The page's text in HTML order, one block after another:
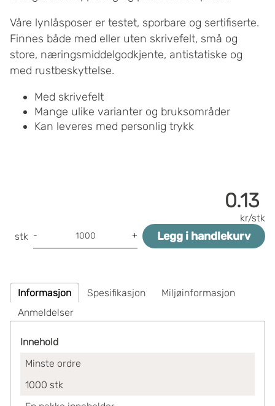
Våre lynlåsposer er testet, sporbare og sertifiserte.
Finnes både med eller uten skrivefelt, små og
store, næringsmiddelgodkjente, antistatiske og
med rustbeskyttelse.
Med skrivefelt
Mange ulike varianter og bruksområder
Kan leveres med personlig trykk
0.13
kr/stk
stk - + Legg i handlekurv
Informasjon Spesifikasjon
Miljøinformasjon
Anmeldelser
Innehold
Minste ordre
1000 stk